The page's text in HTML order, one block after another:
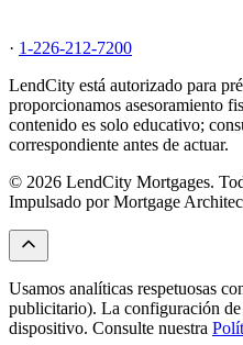
· 1-226-212-7200
LendCity está autorizado para
proporcionamos asesoramiento
contenido es solo educativo;
correspondiente antes de actuar.
© 2026 LendCity Mortgages.
Impulsado por Mortgage
Usamos analíticas respetuosas
publicitario). La configuración de
dispositivo. Consulte nuestra